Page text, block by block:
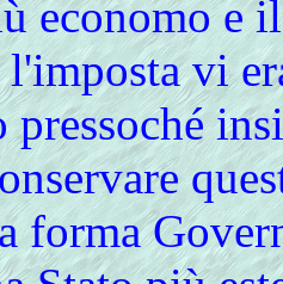
economo e
vi
pressoché
forma